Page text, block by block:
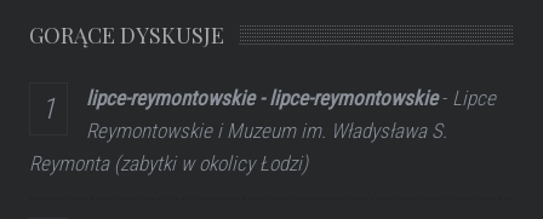
GORĄCE DYSKUSJE
lipce-reymontowskie - lipce-reymontowskie- Lipce
Reymontowskie i Muzeum im. Władysława S.
Reymonta (zabytki w okolicy Łodzi)